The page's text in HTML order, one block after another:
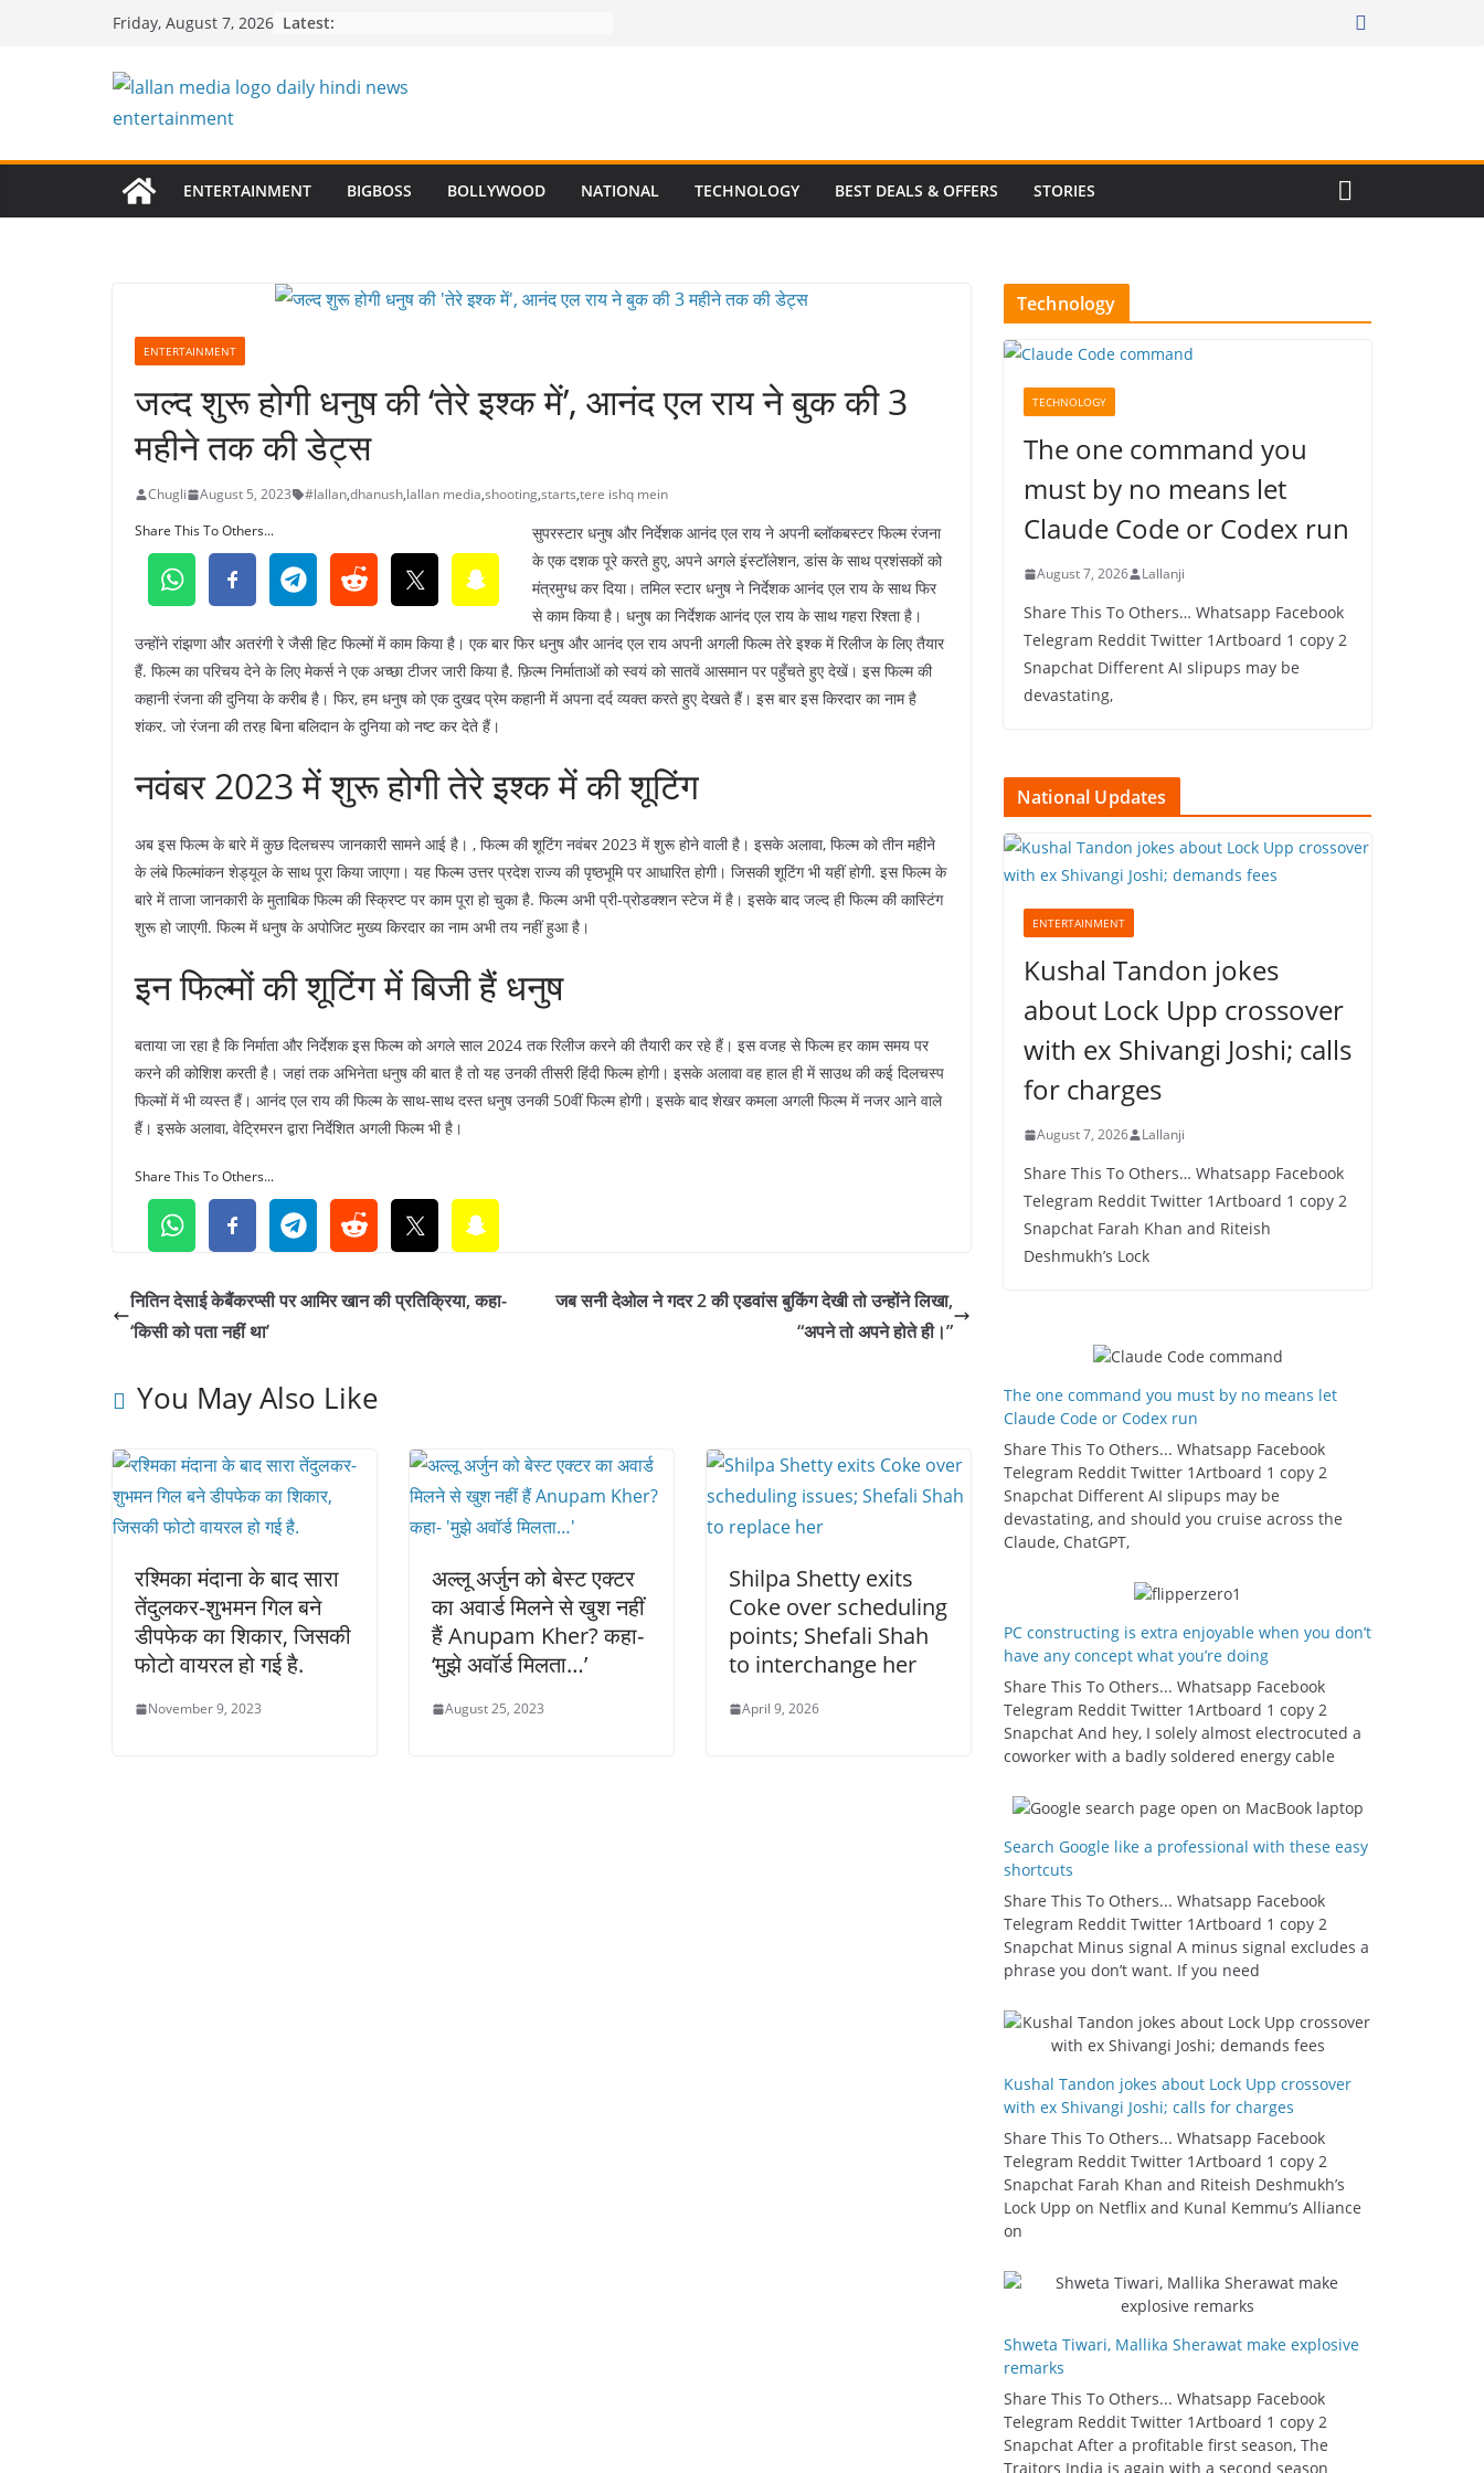
Friday, August 7, 2026 Latest:
ENTERTAINMENT BIGBOSS BOLLYWOOD NATIONAL TECHNOLOGY BEST DEALS & OFFERS STORIES
ENTERTAINMENT
जल्द शुरू होगी धनुष की ‘तेरे इश्क में’, आनंद एल राय ने बुक की 3
महीने तक की डेट्स
Chugli August 5, 2023 #lallan,dhanush,lallan media,shooting,starts,tere ishq mein
Share This To Others...
सुपरस्टार धनुष और निर्देशक आनंद एल राय ने अपनी ब्लॉकबस्टर फिल्म रंजना
के एक दशक पूरे करते हुए, अपने अगले इंस्टॉलेशन, डांस के साथ प्रशंसकों को
मंत्रमुग्ध कर दिया। तमिल स्टार धनुष ने निर्देशक आनंद एल राय के साथ फिर
से काम किया है। धनुष का निर्देशक आनंद एल राय के साथ गहरा रिश्ता है।
उन्होंने रांझणा और अतरंगी रे जैसी हिट फिल्मों में काम किया है। एक बार फिर धनुष और आनंद एल राय अपनी अगली फिल्म तेरे इश्क में रिलीज के लिए तैयार
हैं. फिल्म का परिचय देने के लिए मेकर्स ने एक अच्छा टीजर जारी किया है. फ़िल्म निर्माताओं को स्वयं को सातवें आसमान पर पहुँचते हुए देखें। इस फिल्म की
कहानी रंजना की दुनिया के करीब है। फिर, हम धनुष को एक दुखद प्रेम कहानी में अपना दर्द व्यक्त करते हुए देखते हैं। इस बार इस किरदार का नाम है
शंकर. जो रंजना की तरह बिना बलिदान के दुनिया को नष्ट कर देते हैं।
नवंबर 2023 में शुरू होगी तेरे इश्क में की शूटिंग
अब इस फिल्म के बारे में कुछ दिलचस्प जानकारी सामने आई है। , फिल्म की शूटिंग नवंबर 2023 में शुरू होने वाली है। इसके अलावा, फिल्म को तीन महीने
के लंबे फिल्मांकन शेड्यूल के साथ पूरा किया जाएगा। यह फिल्म उत्तर प्रदेश राज्य की पृष्ठभूमि पर आधारित होगी। जिसकी शूटिंग भी यहीं होगी. इस फिल्म के
बारे में ताजा जानकारी के मुताबिक फिल्म की स्क्रिप्ट पर काम पूरा हो चुका है. फिल्म अभी प्री-प्रोडक्शन स्टेज में है। इसके बाद जल्द ही फिल्म की कास्टिंग
शुरू हो जाएगी. फिल्म में धनुष के अपोजिट मुख्य किरदार का नाम अभी तय नहीं हुआ है।
इन फिल्मों की शूटिंग में बिजी हैं धनुष
बताया जा रहा है कि निर्माता और निर्देशक इस फिल्म को अगले साल 2024 तक रिलीज करने की तैयारी कर रहे हैं। इस वजह से फिल्म हर काम समय पर
करने की कोशिश करती है। जहां तक ​​अभिनेता धनुष की बात है तो यह उनकी तीसरी हिंदी फिल्म होगी। इसके अलावा वह हाल ही में साउथ की कई दिलचस्प
फिल्मों में भी व्यस्त हैं। आनंद एल राय की फिल्म के साथ-साथ दस्त धनुष उनकी 50वीं फिल्म होगी। इसके बाद शेखर कमला अगली फिल्म में नजर आने वाले
हैं। इसके अलावा, वेट्रिमरन द्वारा निर्देशित अगली फिल्म भी है।
Share This To Others...
नितिन देसाई केबैंकरप्सी पर आमिर खान की प्रतिक्रिया, कहा-
‘किसी को पता नहीं था’
जब सनी देओल ने गदर 2 की एडवांस बुकिंग देखी तो उन्होंने लिखा,
“अपने तो अपने होते ही।”
You May Also Like
रश्मिका मंदाना के बाद सारा
तेंदुलकर-शुभमन गिल बने
डीपफेक का शिकार, जिसकी
फोटो वायरल हो गई है.
November 9, 2023
अल्लू अर्जुन को बेस्ट एक्टर
का अवार्ड मिलने से खुश नहीं
हैं Anupam Kher? कहा-
‘मुझे अवॉर्ड मिलता…’
August 25, 2023
Shilpa Shetty exits
Coke over scheduling
points; Shefali Shah
to interchange her
April 9, 2026
Technology
TECHNOLOGY
The one command you
must by no means let
Claude Code or Codex run
August 7, 2026 Lallanji
Share This To Others… Whatsapp Facebook
Telegram Reddit Twitter 1Artboard 1 copy 2
Snapchat Different AI slipups may be
devastating,
National Updates
ENTERTAINMENT
Kushal Tandon jokes
about Lock Upp crossover
with ex Shivangi Joshi; calls
for charges
August 7, 2026 Lallanji
Share This To Others… Whatsapp Facebook
Telegram Reddit Twitter 1Artboard 1 copy 2
Snapchat Farah Khan and Riteish
Deshmukh’s Lock
The one command you must by no means let
Claude Code or Codex run
Share This To Others... Whatsapp Facebook
Telegram Reddit Twitter 1Artboard 1 copy 2
Snapchat Different AI slipups may be
devastating, and should you cruise across the
Claude, ChatGPT,
PC constructing is extra enjoyable when you don’t
have any concept what you’re doing
Share This To Others... Whatsapp Facebook
Telegram Reddit Twitter 1Artboard 1 copy 2
Snapchat And hey, I solely almost electrocuted a
coworker with a badly soldered energy cable
Search Google like a professional with these easy
shortcuts
Share This To Others... Whatsapp Facebook
Telegram Reddit Twitter 1Artboard 1 copy 2
Snapchat Minus signal A minus signal excludes a
phrase you don’t want. If you need
Kushal Tandon jokes about Lock Upp crossover
with ex Shivangi Joshi; calls for charges
Share This To Others... Whatsapp Facebook
Telegram Reddit Twitter 1Artboard 1 copy 2
Snapchat Farah Khan and Riteish Deshmukh’s
Lock Upp on Netflix and Kunal Kemmu’s Alliance
on
Shweta Tiwari, Mallika Sherawat make explosive
remarks
Share This To Others... Whatsapp Facebook
Telegram Reddit Twitter 1Artboard 1 copy 2
Snapchat After a profitable first season, The
Traitors India is again with a second season